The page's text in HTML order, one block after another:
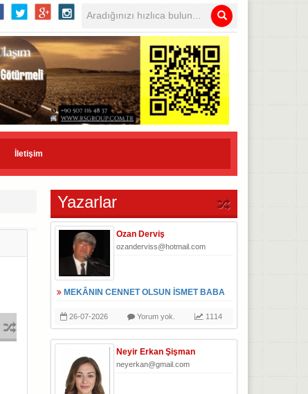
İletişim
Yazarlar
Ozan Derviş
ozanderviss@hotmail.com
MEKÂNIN CENNET OLSUN İSMET BABA
26-07-2026 Yorum yok. 1114
Neyir Erkan Şişman
neyerkan@gmail.com